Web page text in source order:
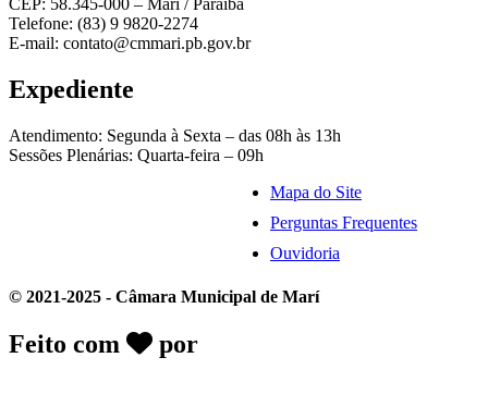
CEP: 58.345-000 – Marí / Paraíba
Telefone: (83) 9 9820-2274
E-mail: contato@cmmari.pb.gov.br
Expediente
Atendimento: Segunda à Sexta – das 08h às 13h
Sessões Plenárias: Quarta-feira – 09h
Mapa do Site
Perguntas Frequentes
Ouvidoria
© 2021-2025 - Câmara Municipal de Marí
Feito com por